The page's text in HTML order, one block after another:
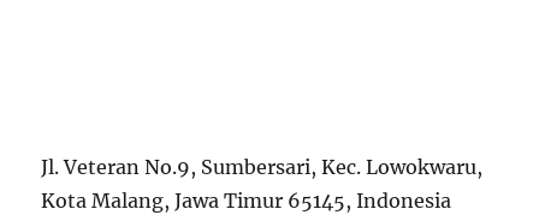
Jl. Veteran No.9, Sumbersari, Kec. Lowokwaru,
Kota Malang, Jawa Timur 65145, Indonesia